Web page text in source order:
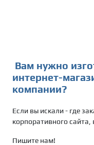
Вам нужно
интернет-
компании?
Если вы искали - где
корпоративного сайта,
Пишите нам!